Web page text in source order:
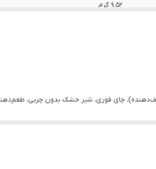
9.52 گرم
چای فوری، شیر خشک بدون چربی،